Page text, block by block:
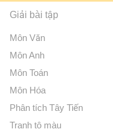
Giải bài tập
Môn Văn
Môn Anh
Môn Toán
Môn Hóa
Phân tích Tây Tiến
Tranh tô màu